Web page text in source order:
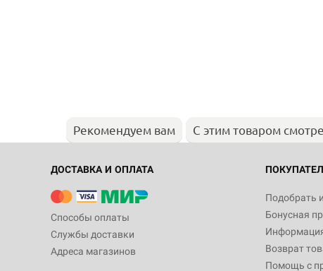
Рекомендуем вам С этим товаром
ДОСТАВКА И ОПЛАТА
Способы оплаты
Службы доставки
Адреса магазинов
Подобрать
Бонусная
Возврат
Помощь с